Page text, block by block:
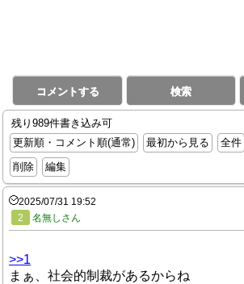
コメントする 検索
残り989件書き込み可
更新順・コメント順(通常)
最初から見る 全件
削除
編集
2025/07/31 19:52
2
名無しさん
>>1
まぁ、社会的制裁があるからね